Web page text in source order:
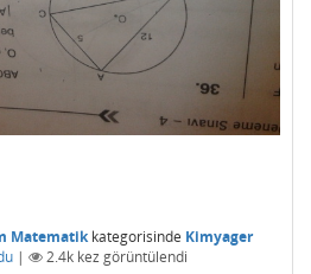
Matematikkategorisinde Kimyager
| 2.4k kez görüntülendi